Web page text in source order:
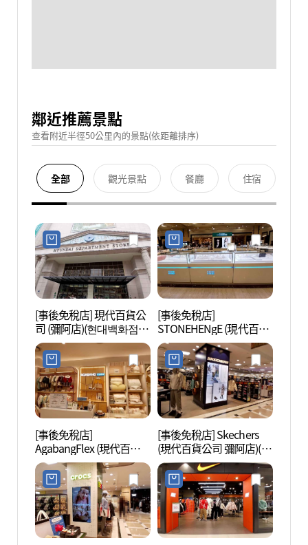
鄰近推薦景點
查看附近半徑50公里內的景點(依距離排序)
全部 觀光景點 餐廳 住宿
[事後免稅店] 現代百貨公
司 (彌阿店)(현대백화점
미아점)
[事後免稅店]
STONEHENgE (現代百貨
公司 彌阿店)(스톤헨지 현
대백화점 미아점)
[事後免稅店]
AgabangFlex (現代百貨
公司 彌阿店)(아가방플렉
스 현대백화점 미아점)
[事後免稅店] Skechers
(現代百貨公司 彌阿店)(스
케쳐스 현대백화점 미아
점)